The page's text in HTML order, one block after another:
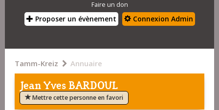
Faire un don
Proposer un évènement Connexion Admin
Tamm-Kreiz Annuaire
Jean Yves BARDOUL
Mettre cette personne en favori